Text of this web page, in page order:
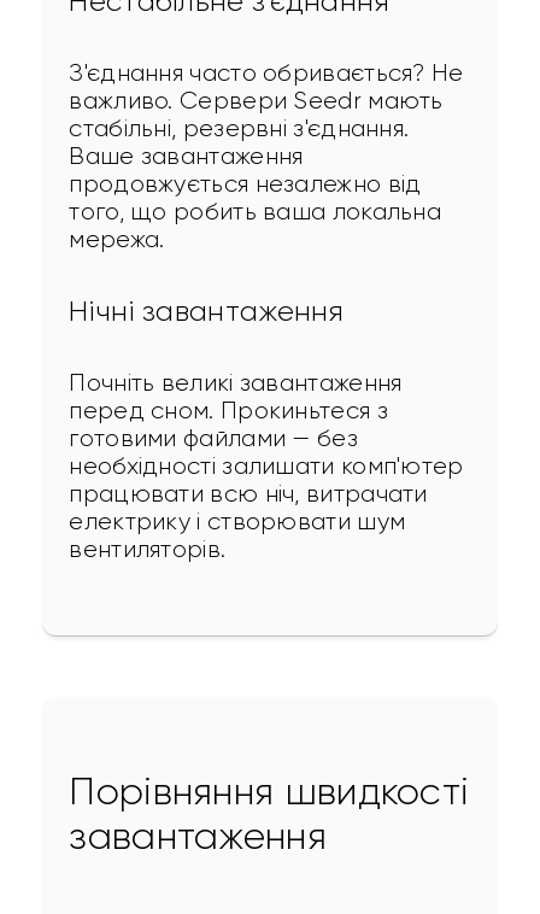
З'єднання часто обривається? Не
важливо. Сервери Seedr мають
стабільні, резервні з'єднання.
Ваше завантаження
продовжується незалежно від
того, що робить ваша локальна
мережа.
Нічні завантаження
Почніть великі завантаження
перед сном. Прокиньтеся з
готовими файлами — без
необхідності залишати комп'ютер
працювати всю ніч, витрачати
електрику і створювати шум
вентиляторів.
Порівняння швидкості
завантаження